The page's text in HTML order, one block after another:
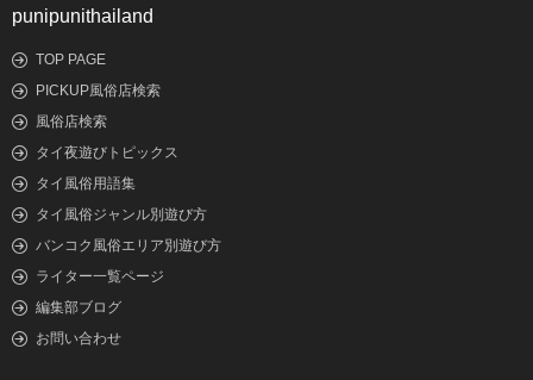
punipunithailand
TOP PAGE
PICKUP風俗店検索
風俗店検索
タイ夜遊びトピックス
タイ風俗用語集
タイ風俗ジャンル別遊び方
バンコク風俗エリア別遊び方
ライター一覧ページ
編集部ブログ
お問い合わせ